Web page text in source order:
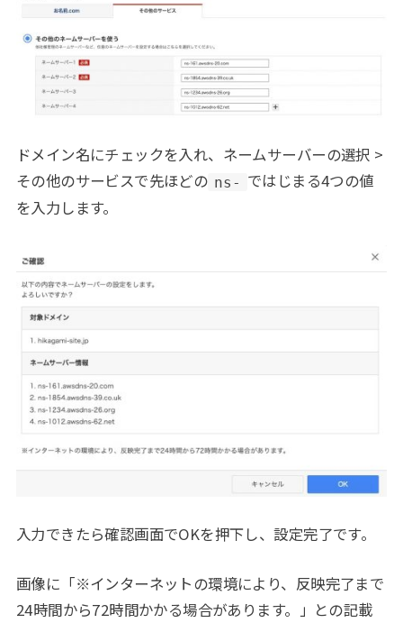
ドメイン名にチェックを入れ、ネームサーバーの選択 >
その他のサービスで先ほどの ns- ではじまる4つの値
を入力します。
入力できたら確認画面でOKを押下し、設定完了です。
画像に「※インターネットの環境により、反映完了まで
24時間から72時間かかる場合があります。」との記載